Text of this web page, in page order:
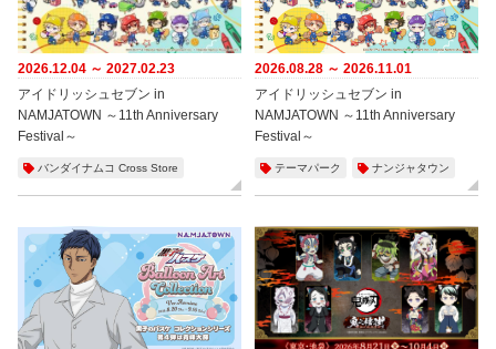
2026.12.04 ～ 2027.02.23
アイドリッシュセブン in
NAMJATOWN ～11th Anniversary
Festival～
バンダイナムコ Cross Store
2026.08.28 ～ 2026.11.01
アイドリッシュセブン in
NAMJATOWN ～11th Anniversary
Festival～
テーマパーク ナンジャタウン